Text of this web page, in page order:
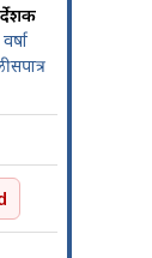
प्रशिक्षण निर्देशक या